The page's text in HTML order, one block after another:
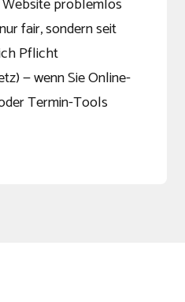
problemlos
fair, sondern seit
Pflicht
— wenn Sie Online-
Termin-Tools